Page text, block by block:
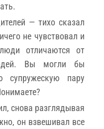
— тихо сказал
не чувствовал и
отличаются от
Вы могли бы
супружескую пару
снова разглядывая
он взвешивал все